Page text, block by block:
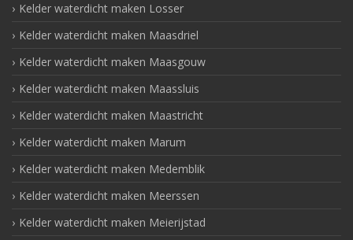
Kelder waterdicht maken Losser
Kelder waterdicht maken Maasdriel
Kelder waterdicht maken Maasgouw
Kelder waterdicht maken Maassluis
Kelder waterdicht maken Maastricht
Kelder waterdicht maken Marum
Kelder waterdicht maken Medemblik
Kelder waterdicht maken Meerssen
Kelder waterdicht maken Meierijstad